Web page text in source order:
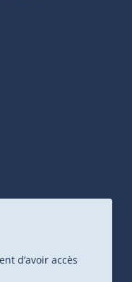
externe s'ouvrira
d’avoir accès